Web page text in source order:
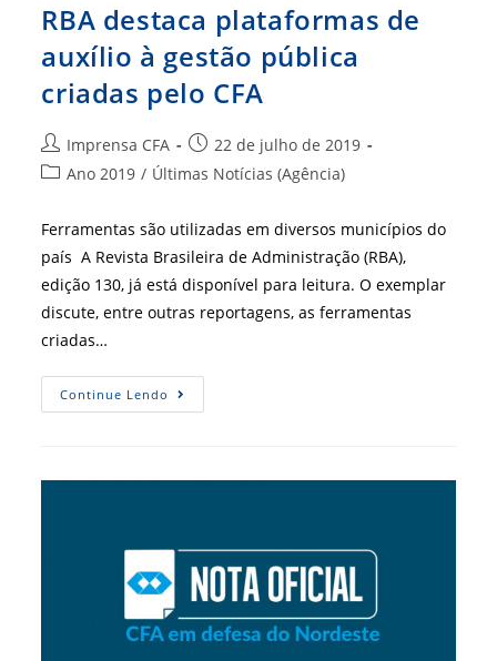
RBA destaca plataformas de
auxílio à gestão pública
criadas pelo CFA
Autor
do
Imprensa CFA
Post
publicado:
22 de julho de 2019
Categoria
post:
Ano 2019 / Últimas Notícias (Agência)
Ferramentas são utilizadas em diversos municípios do
país A Revista Brasileira de Administração (RBA),
edição 130, já está disponível para leitura. O exemplar
discute, entre outras reportagens, as ferramentas
criadas…
Continue Lendo RBA
Destaca
Gestão
CFA